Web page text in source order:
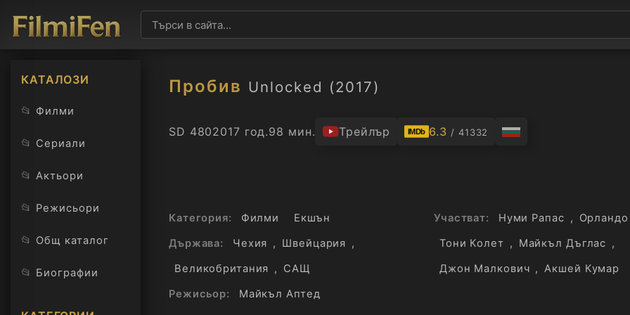
КАТАЛОЗИ
📂 Филми
📂 Сериали
📂 Актьори
📂 Режисьори
📂 Общ каталог
📂 Биографии
Пробив Unlocked (2017)
SD 4802017 год.98 мин. Трейлър IMDb 6.3 / 41332
Категория: Филми
Екшън
Държава:
Чехия , Швейцария
,
Великобритания
,
САЩ
Режисьор:
Майкъл Аптед
Участват: Нуми Рапас ,
Тони Колет , Майкъл Дъглас ,
Джон Малкович , Акшей Кумар